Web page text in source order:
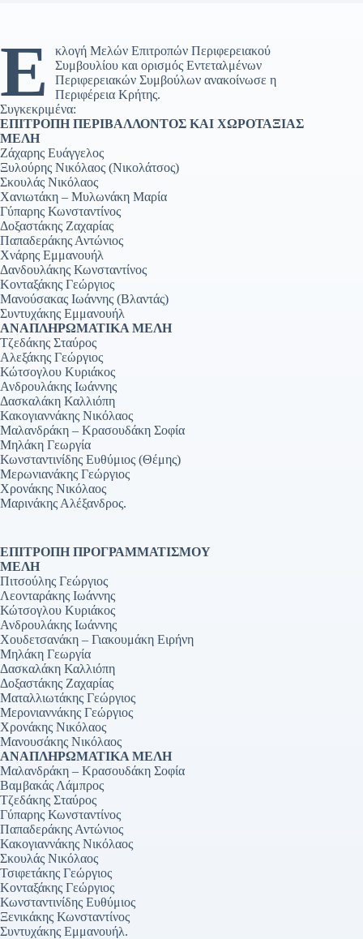
Ε
κλογή Μελών Επιτροπών Περιφερειακού
Συμβουλίου και ορισμός Εντεταλμένων
Περιφερειακών Συμβούλων ανακοίνωσε η
Περιφέρεια Κρήτης.
Συγκεκριμένα:
ΕΠΙΤΡΟΠΗ ΠΕΡΙΒΑΛΛΟΝΤΟΣ ΚΑΙ ΧΩΡΟΤΑΞΙΑΣ
ΜΕΛΗ
Ζάχαρης Ευάγγελος
Ξυλούρης Νικόλαος (Νικολάτσος)
Σκουλάς Νικόλαος
Χανιωτάκη – Μυλωνάκη Μαρία
Γύπαρης Κωνσταντίνος
Δοξαστάκης Ζαχαρίας
Παπαδεράκης Αντώνιος
Χνάρης Εμμανουήλ
Δανδουλάκης Κωνσταντίνος
Κονταξάκης Γεώργιος
Μανούσακας Ιωάννης (Βλαντάς)
Συντυχάκης Εμμανουήλ
ΑΝΑΠΛΗΡΩΜΑΤΙΚΑ ΜΕΛΗ
Τζεδάκης Σταύρος
Αλεξάκης Γεώργιος
Κώτσογλου Κυριάκος
Ανδρουλάκης Ιωάννης
Δασκαλάκη Καλλιόπη
Κακογιαννάκης Νικόλαος
Μαλανδράκη – Κρασουδάκη Σοφία
Μηλάκη Γεωργία
Κωνσταντινίδης Ευθύμιος (Θέμης)
Μερωνιανάκης Γεώργιος
Χρονάκης Νικόλαος
Μαρινάκης Αλέξανδρος.
ΕΠΙΤΡΟΠΗ ΠΡΟΓΡΑΜΜΑΤΙΣΜΟΥ
ΜΕΛΗ
Πιτσούλης Γεώργιος
Λεονταράκης Ιωάννης
Κώτσογλου Κυριάκος
Ανδρουλάκης Ιωάννης
Χουδετσανάκη – Γιακουμάκη Ειρήνη
Μηλάκη Γεωργία
Δασκαλάκη Καλλιόπη
Δοξαστάκης Ζαχαρίας
Ματαλλιωτάκης Γεώργιος
Μερονιαννάκης Γεώργιος
Χρονάκης Νικόλαος
Μανουσάκης Νικόλαος
ΑΝΑΠΛΗΡΩΜΑΤΙΚΑ ΜΕΛΗ
Μαλανδράκη – Κρασουδάκη Σοφία
Βαμβακάς Λάμπρος
Τζεδάκης Σταύρος
Γύπαρης Κωνσταντίνος
Παπαδεράκης Αντώνιος
Κακογιαννάκης Νικόλαος
Σκουλάς Νικόλαος
Τσιφετάκης Γεώργιος
Κονταξάκης Γεώργιος
Κωνσταντινίδης Ευθύμιος
Ξενικάκης Κωνσταντίνος
Συντυχάκης Εμμανουήλ.